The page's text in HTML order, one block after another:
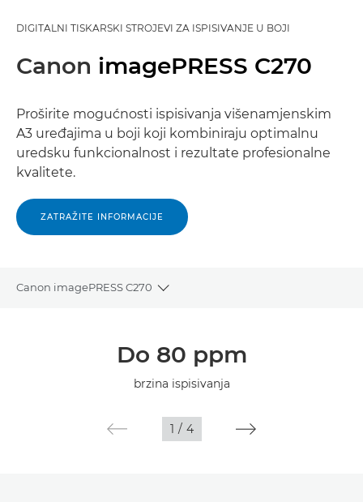
DIGITALNI TISKARSKI STROJEVI ZA ISPISIVANJE U BOJI
Canon imagePRESS C270
Proširite mogućnosti ispisivanja višenamjenskim
A3 uređajima u boji koji kombiniraju optimalnu
uredsku funkcionalnost i rezultate profesionalne
kvalitete.
ZATRAŽITE INFORMACIJE
Canon imagePRESS C270
Toggle breadcrumbs
Do 80 ppm
brzina ispisivanja
1 / 4